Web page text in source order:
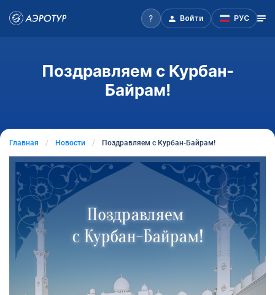
Войти РУС
Поздравляем с Курбан-
Байрам!
Главная Новости Поздравляем с Курбан-Байрам!